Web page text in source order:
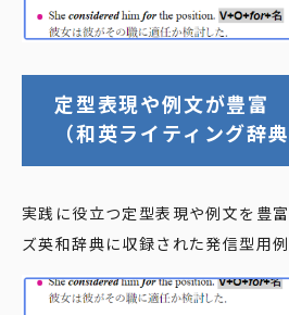
定型表現や例文が豊富
（和英ライティング辞典
実践に役立つ定型表現や例文を豊
ズ英和辞典に収録された発信型用例